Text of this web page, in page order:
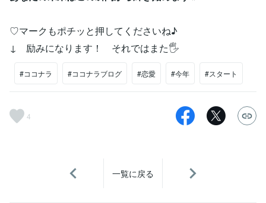
♡マークもポチッと押してくださいね♪
↓ 励みになります！ それではまた🖐️
#ココナラ #ココナラブログ #恋愛 #今年 #スタート
4
一覧に戻る